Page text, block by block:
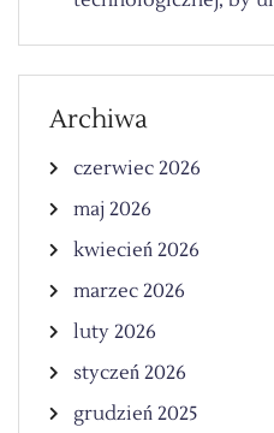
Archiwa
czerwiec 2026
maj 2026
kwiecień 2026
marzec 2026
luty 2026
styczeń 2026
grudzień 2025